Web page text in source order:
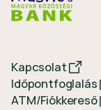
Kapcsolat
Időpontfoglalás
ATM/Fiókkereső